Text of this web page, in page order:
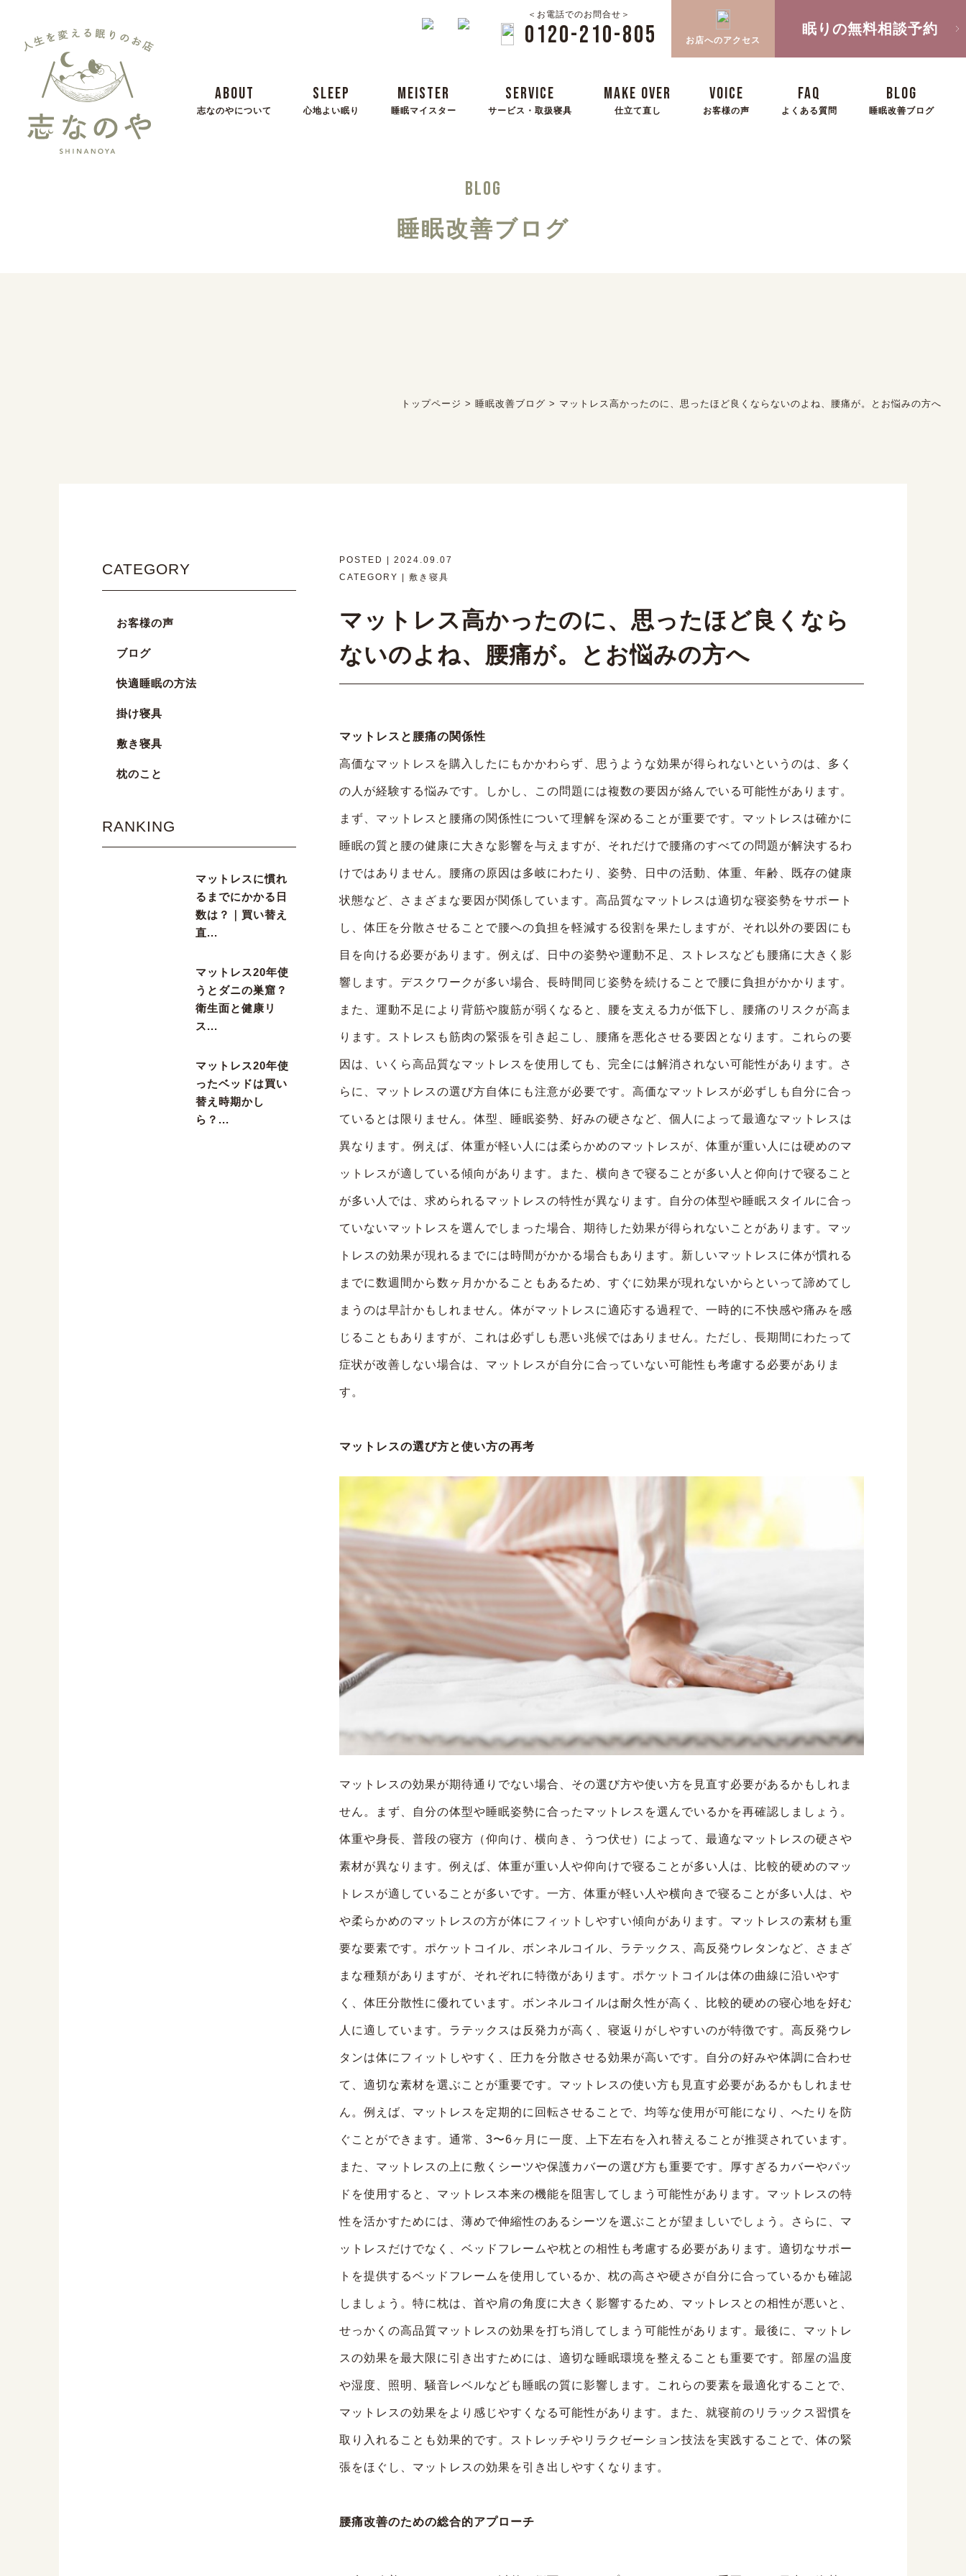
＜お電話でのお問合せ＞
0120-210-805 お店へのアクセス
眠りの無料相談予約
ABOUT
志なのやについて
SLEEP
心地よい眠り
MEISTER
睡眠マイスター
SERVICE
サービス・取扱寝具
MAKE OVER
仕立て直し
VOICE
お客様の声
FAQ
よくある質問
BLOG
睡眠改善ブログ
BLOG
睡眠改善ブログ
トップページ > 睡眠改善ブログ > マットレス高かったのに、思ったほど良くならないのよね、腰痛が。とお悩みの方へ
POSTED | 2024.09.07
CATEGORY | 敷き寝具
マットレス高かったのに、思ったほど良くなら
ないのよね、腰痛が。とお悩みの方へ
マットレスと腰痛の関係性
高価なマットレスを購入したにもかかわらず、思うような効果が得られないというのは、多く
の人が経験する悩みです。しかし、この問題には複数の要因が絡んでいる可能性があります。
まず、マットレスと腰痛の関係性について理解を深めることが重要です。マットレスは確かに
睡眠の質と腰の健康に大きな影響を与えますが、それだけで腰痛のすべての問題が解決するわ
けではありません。腰痛の原因は多岐にわたり、姿勢、日中の活動、体重、年齢、既存の健康
状態など、さまざまな要因が関係しています。高品質なマットレスは適切な寝姿勢をサポート
し、体圧を分散させることで腰への負担を軽減する役割を果たしますが、それ以外の要因にも
目を向ける必要があります。例えば、日中の姿勢や運動不足、ストレスなども腰痛に大きく影
響します。デスクワークが多い場合、長時間同じ姿勢を続けることで腰に負担がかかります。
また、運動不足により背筋や腹筋が弱くなると、腰を支える力が低下し、腰痛のリスクが高ま
ります。ストレスも筋肉の緊張を引き起こし、腰痛を悪化させる要因となります。これらの要
因は、いくら高品質なマットレスを使用しても、完全には解消されない可能性があります。さ
らに、マットレスの選び方自体にも注意が必要です。高価なマットレスが必ずしも自分に合っ
ているとは限りません。体型、睡眠姿勢、好みの硬さなど、個人によって最適なマットレスは
異なります。例えば、体重が軽い人には柔らかめのマットレスが、体重が重い人には硬めのマ
ットレスが適している傾向があります。また、横向きで寝ることが多い人と仰向けで寝ること
が多い人では、求められるマットレスの特性が異なります。自分の体型や睡眠スタイルに合っ
ていないマットレスを選んでしまった場合、期待した効果が得られないことがあります。マッ
トレスの効果が現れるまでには時間がかかる場合もあります。新しいマットレスに体が慣れる
までに数週間から数ヶ月かかることもあるため、すぐに効果が現れないからといって諦めてし
まうのは早計かもしれません。体がマットレスに適応する過程で、一時的に不快感や痛みを感
じることもありますが、これは必ずしも悪い兆候ではありません。ただし、長期間にわたって
症状が改善しない場合は、マットレスが自分に合っていない可能性も考慮する必要がありま
す。
マットレスの選び方と使い方の再考
マットレスの効果が期待通りでない場合、その選び方や使い方を見直す必要があるかもしれま
せん。まず、自分の体型や睡眠姿勢に合ったマットレスを選んでいるかを再確認しましょう。
体重や身長、普段の寝方（仰向け、横向き、うつ伏せ）によって、最適なマットレスの硬さや
素材が異なります。例えば、体重が重い人や仰向けで寝ることが多い人は、比較的硬めのマッ
トレスが適していることが多いです。一方、体重が軽い人や横向きで寝ることが多い人は、や
や柔らかめのマットレスの方が体にフィットしやすい傾向があります。マットレスの素材も重
要な要素です。ポケットコイル、ボンネルコイル、ラテックス、高反発ウレタンなど、さまざ
まな種類がありますが、それぞれに特徴があります。ポケットコイルは体の曲線に沿いやす
く、体圧分散性に優れています。ボンネルコイルは耐久性が高く、比較的硬めの寝心地を好む
人に適しています。ラテックスは反発力が高く、寝返りがしやすいのが特徴です。高反発ウレ
タンは体にフィットしやすく、圧力を分散させる効果が高いです。自分の好みや体調に合わせ
て、適切な素材を選ぶことが重要です。マットレスの使い方も見直す必要があるかもしれませ
ん。例えば、マットレスを定期的に回転させることで、均等な使用が可能になり、へたりを防
ぐことができます。通常、 3〜6ヶ月に一度、上下左右を入れ替えることが推奨されています。
また、マットレスの上に敷くシーツや保護カバーの選び方も重要です。厚すぎるカバーやパッ
ドを使用すると、マットレス本来の機能を阻害してしまう可能性があります。マットレスの特
性を活かすためには、薄めで伸縮性のあるシーツを選ぶことが望ましいでしょう。さらに、マ
ットレスだけでなく、ベッドフレームや枕との相性も考慮する必要があります。適切なサポー
トを提供するベッドフレームを使用しているか、枕の高さや硬さが自分に合っているかも確認
しましょう。特に枕は、首や肩の角度に大きく影響するため、マットレスとの相性が悪いと、
せっかくの高品質マットレスの効果を打ち消してしまう可能性があります。最後に、マットレ
スの効果を最大限に引き出すためには、適切な睡眠環境を整えることも重要です。部屋の温度
や湿度、照明、騒音レベルなども睡眠の質に影響します。これらの要素を最適化することで、
マットレスの効果をより感じやすくなる可能性があります。また、就寝前のリラックス習慣を
取り入れることも効果的です。ストレッチやリラクゼーション技法を実践することで、体の緊
張をほぐし、マットレスの効果を引き出しやすくなります。
腰痛改善のための総合的アプローチ
CATEGORY
お客様の声
ブログ
快適睡眠の方法
掛け寝具
敷き寝具
枕のこと
RANKING
マットレスに慣れ
るまでにかかる日
数は？｜買い替え
直...
マットレス20年使
うとダニの巣窟？
衛生面と健康リ
ス...
マットレス20年使
ったベッドは買い
替え時期かし
ら？...